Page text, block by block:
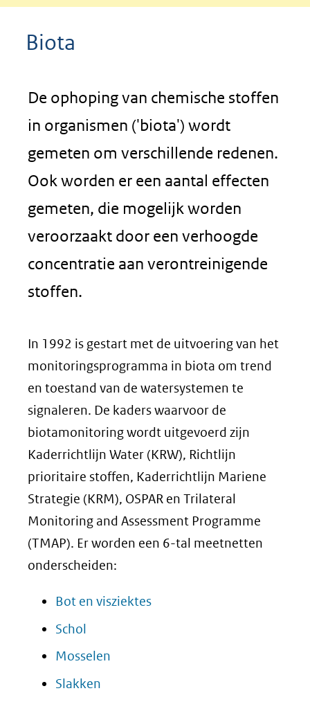
Biota
De ophoping van chemische stoffen
in organismen ('biota') wordt
gemeten om verschillende redenen.
Ook worden er een aantal effecten
gemeten, die mogelijk worden
veroorzaakt door een verhoogde
concentratie aan verontreinigende
stoffen.
In 1992 is gestart met de uitvoering van het
monitoringsprogramma in biota om trend
en toestand van de watersystemen te
signaleren. De kaders waarvoor de
biotamonitoring wordt uitgevoerd zijn
Kaderrichtlijn Water (KRW), Richtlijn
prioritaire stoffen, Kaderrichtlijn Mariene
Strategie (KRM), OSPAR en Trilateral
Monitoring and Assessment Programme
(TMAP). Er worden een 6-tal meetnetten
onderscheiden:
Bot en visziektes
Schol
Mosselen
Slakken